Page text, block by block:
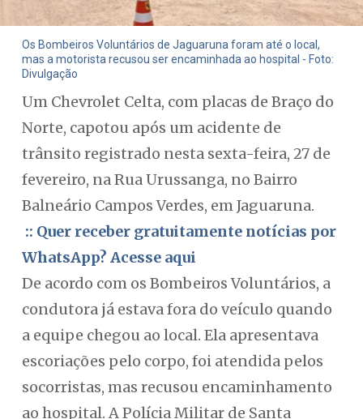
Os Bombeiros Voluntários de Jaguaruna foram até o local,
mas a motorista recusou ser encaminhada ao hospital - Foto:
Divulgação
Um Chevrolet Celta, com placas de Braço do
Norte, capotou após um acidente de
trânsito registrado nesta sexta-feira, 27 de
fevereiro, na Rua Urussanga, no Bairro
Balneário Campos Verdes, em Jaguaruna.
:: Quer receber gratuitamente notícias por
WhatsApp? Acesse aqui
De acordo com os Bombeiros Voluntários, a
condutora já estava fora do veículo quando
a equipe chegou ao local. Ela apresentava
escoriações pelo corpo, foi atendida pelos
socorristas, mas recusou encaminhamento
ao hospital. A Polícia Militar de Santa